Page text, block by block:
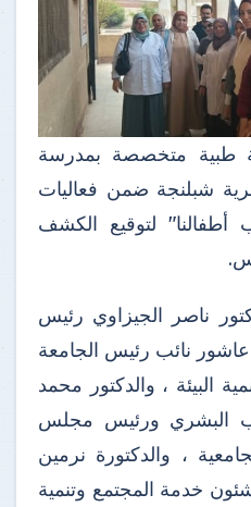
طبية متخصصة بمدرسة
شبلنجة ضمن فعاليات
لتوقيع الكشف
ناصر الجيزاوي رئيس
عاشور نائب رئيس الجامعة
البيئة ، والدكتور محمد
البشري ورئيس مجلس
، والدكتورة نرمين
خدمة المجتمع وتنمية